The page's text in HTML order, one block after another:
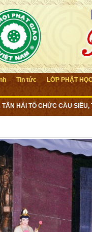
Tin tức LỚP PHẬT
HẢI TỔ CHỨC CẦU